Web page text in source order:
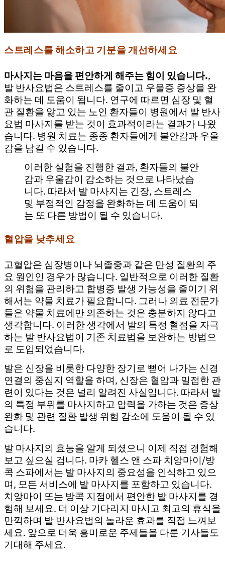
스트레스를 해소하고 기분을 개선하세요
마사지는 마음을 편안하게 해주는 힘이 있습니다.,
발 반사요법은 스트레스를 줄이고 우울증 증상을 완
화하는 데 도움이 됩니다. 연구에 따르면 심장 및 혈
관 질환을 앓고 있는 노인 환자들이 병원에서 발 반사
요법 마사지를 받는 것이 효과적이라는 결과가 나왔
습니다. 병원 치료는 종종 환자들에게 불안감과 우울
감을 남길 수 있습니다.
이러한 실험을 진행한 결과, 환자들의 불안
감과 우울감이 감소하는 것으로 나타났습
니다. 따라서 발 마사지는 긴장, 스트레스
및 부정적인 감정을 완화하는 데 도움이 되
는 또 다른 방법이 될 수 있습니다.
혈압을 낮추세요
고혈압은 심장병이나 뇌졸중과 같은 만성 질환의 주
요 원인인 경우가 많습니다. 일반적으로 이러한 질환
의 위험을 관리하고 합병증 발생 가능성을 줄이기 위
해서는 약물 치료가 필요합니다. 그러나 의료 전문가
들은 약물 치료에만 의존하는 것은 충분하지 않다고
생각합니다. 이러한 생각에서 발의 특정 혈점을 자극
하는 발 반사요법이 기존 치료법을 보완하는 방법으
로 도입되었습니다.
발은 신장을 비롯한 다양한 장기로 뻗어 나가는 신경
연결의 중심지 역할을 하며, 신장은 혈압과 밀접한 관
련이 있다는 것은 널리 알려진 사실입니다. 따라서 발
의 특정 부위를 마사지하고 압력을 가하는 것은 증상
완화 및 관련 질환 발생 위험 감소에 도움이 될 수 있
습니다.
발 마사지의 효능을 알게 되셨으니 이제 직접 경험해
보고 싶으실 겁니다. 마카 헬스 앤 스파 치앙마이/방
콕 스파에서는 발 마사지의 중요성을 인식하고 있으
며, 모든 서비스에 발 마사지를 포함하고 있습니다.
치앙마이 또는 방콕 지점에서 편안한 발 마사지를 경
험해 보세요. 더 이상 기다리지 마시고 최고의 휴식을
만끽하며 발 반사요법의 놀라운 효과를 직접 느껴보
세요. 앞으로 더욱 흥미로운 주제들을 다룬 기사들도
기대해 주세요.